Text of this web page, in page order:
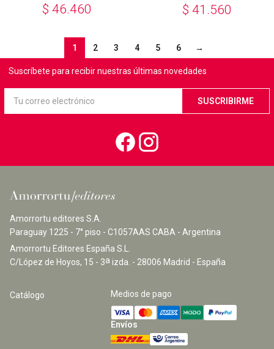
$ 46.460 $ 41.560
1 2 3 4 5 6 →
Suscríbete para recibir nuestras últimas novedades
Amorrortu editores S.A.
Paraguay 1225 - 7° piso - C1057AAS CABA - Argentina
Amorrortu Editores España S.L.
C/López de Hoyos, 15 - 3a izda. - 28006 Madrid - España
Catálogo Medios de pago
Envíos